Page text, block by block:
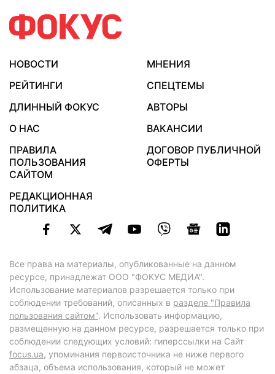
НОВОСТИ
МНЕНИЯ
РЕЙТИНГИ
СПЕЦТЕМЫ
ДЛИННЫЙ ФОКУС
АВТОРЫ
О НАС
ВАКАНСИИ
ПРАВИЛА
ПОЛЬЗОВАНИЯ
САЙТОМ
ДОГОВОР ПУБЛИЧНОЙ
ОФЕРТЫ
РЕДАКЦИОННАЯ
ПОЛИТИКА
Все права на материалы, опубликованные на данном
ресурсе, принадлежат ООО "ФОКУС МЕДИА".
Использование материалов разрешается только при
соблюдении требований, описанных в разделе "Правила
пользования сайтом". Использовать информацию,
размещенную на данном ресурсе, разрешается только при
соблюдении следующих условий: гиперссылки на Сайт
focus.ua, упоминания первоисточника не ниже первого
абзаца, объема использования, который не может